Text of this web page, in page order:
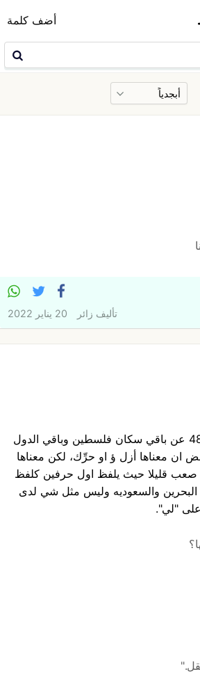
أضف كلمة
تأليف زائر 20 يناير 2022
وهي كلمة تميز عرب 48 عن باقي سكان فلسطين وباقي الدول
ان معناها أزل ؤ او حرِّك، لكن معناها
صعب قليلا حيث يلفظ اول حرفين كلفظ
والسعوديه وليس مثل شي لدى
على "لي".